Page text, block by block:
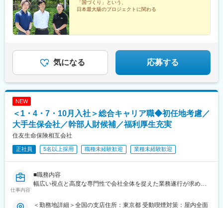
動前駅、表参道駅、代々木公園駅、東池袋四丁目駅、京成関屋
駅、府中本町駅、立川南駅、日本大通り駅、関内駅、八丁畷駅、
武蔵溝ノ口駅、柳小路駅、お台場海浜公園駅
との均衡を考慮して決定します ※支給要件を満たした場合は、次
のような諸手当が支給されます。└地域手当、本府省業務調整手
当、通勤手当、住居手当、扶養手当、超過勤務手当 など※俸給月
額等は2026年４月１日現在の「一般職の職員の給与に関する法
「国づくり」という、
日本最大級のプロジェクトに関わる
気になる 応募する
NEW
＜1・4・7・10月入社＞総合キャリア職◆初任地考慮／
大手生保会社／幹部人財候補／福利厚生充実
住友生命保険相互会社
正社員 5名以上採用 職種未経験歓迎 業種未経験歓迎
仕事内容
■職務内容
幅広い視点と高度な専門性で会社全体を捉えた業務遂行が求めら
リテール分野を中心にキャリア形成を行いつつ専門性を高め、組
＜勤務地詳細＞全国の支店住所：東京都 受動喫煙対策：屋内全面